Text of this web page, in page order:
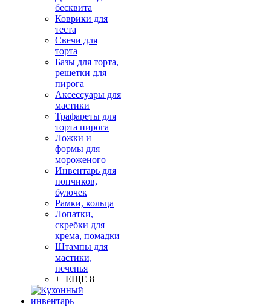
бесквита
Коврики для
теста
Свечи для
торта
Базы для торта,
решетки для
пирога
Аксессуары для
мастики
Трафареты для
торта пирога
Ложки и
формы для
мороженого
Инвентарь для
пончиков,
булочек
Рамки, кольца
Лопатки,
скребки для
крема, помадки
Штампы для
мастики,
печенья
+ ЕЩЕ 8